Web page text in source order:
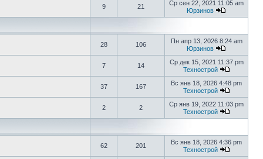
9 21
Ср сен 22, 2021 11:05 am
Юрзинов
28 106
Пн апр 13, 2026 8:24 am
Юрзинов
7 14
Ср дек 15, 2021 11:37 pm
Технострой
37 167
Вс янв 18, 2026 4:48 pm
Технострой
2 2
Ср янв 19, 2022 11:03 pm
Технострой
62 201
Вс янв 18, 2026 4:36 pm
Технострой